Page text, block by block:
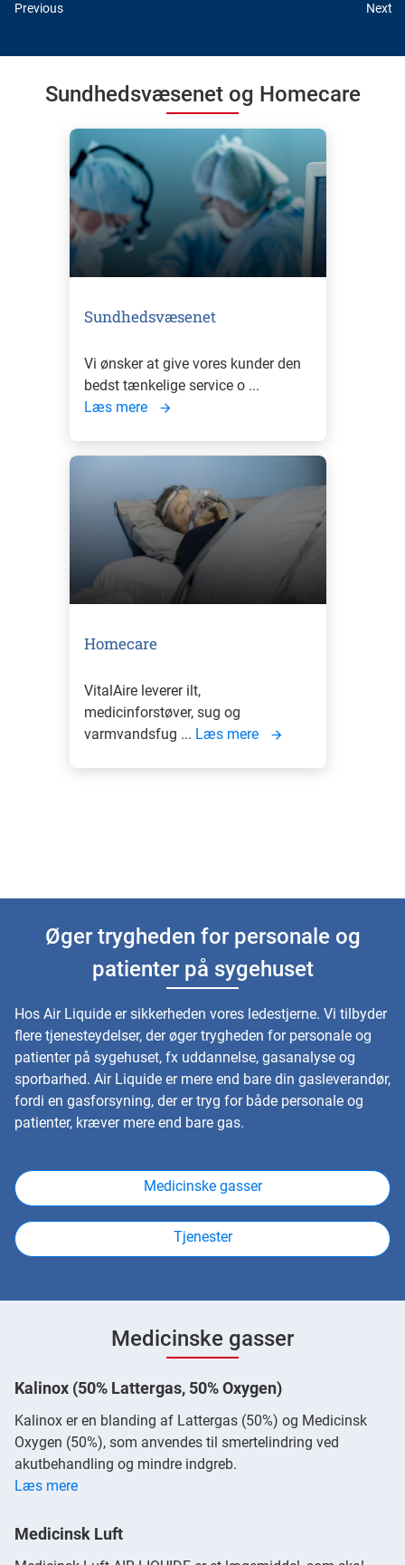
Previous Next
Sundhedsvæsenet og Homecare
Sundhedsvæsenet
Vi ønsker at give vores kunder den
bedst tænkelige service o ...
Læs mere
Homecare
VitalAire leverer ilt,
medicinforstøver, sug og
varmvandsfug ... Læs mere
Øger trygheden for personale og
patienter på sygehuset
Hos Air Liquide er sikkerheden vores ledestjerne. Vi tilbyder
flere tjenesteydelser, der øger trygheden for personale og
patienter på sygehuset, fx uddannelse, gasanalyse og
sporbarhed. Air Liquide er mere end bare din gasleverandør,
fordi en gasforsyning, der er tryg for både personale og
patienter, kræver mere end bare gas.
Medicinske gasser
Tjenester
Medicinske gasser
Kalinox (50% Lattergas, 50% Oxygen)
Kalinox er en blanding af Lattergas (50%) og Medicinsk
Oxygen (50%), som anvendes til smertelindring ved
akutbehandling og mindre indgreb.
Læs mere
Medicinsk Luft